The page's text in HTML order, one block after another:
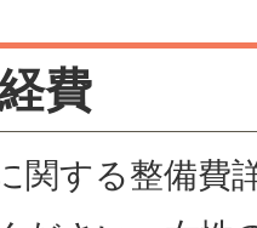
費
関する整備費